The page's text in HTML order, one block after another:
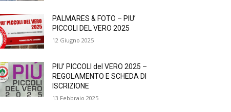
PALMARES & FOTO – PIU’
PICCOLI DEL VERO 2025
12 Giugno 2025
PIU’ PICCOLI del VERO 2025 –
REGOLAMENTO E SCHEDA DI
ISCRIZIONE
13 Febbraio 2025